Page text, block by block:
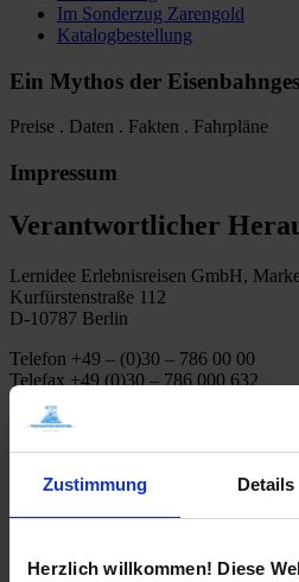
Zustimmung Details
Herzlich willkommen! Diese
Im Sonderzug Zarengold
Katalogbestellung
Ein Mythos der
Preise . Daten . Fakten . Fahrpläne
Impressum
Verantwortlicher
Lernidee Erlebnisreisen GmbH,
Kurfürstenstraße 112
D-10787 Berlin
Telefon +49 – (0)30 – 786 00 00
Telefax +49 (0)30 – 786 000 632
team@lernidee.de
Vertretungsberechtigt